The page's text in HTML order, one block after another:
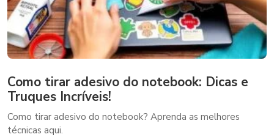
Como tirar adesivo do notebook: Dicas e
Truques Incríveis!
Como tirar adesivo do notebook? Aprenda as melhores
técnicas aqui.